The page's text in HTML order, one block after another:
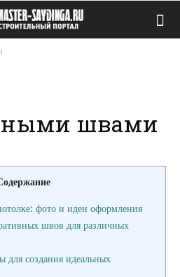
швами
фото и идеи оформления
швов для различных
для создания идеальных